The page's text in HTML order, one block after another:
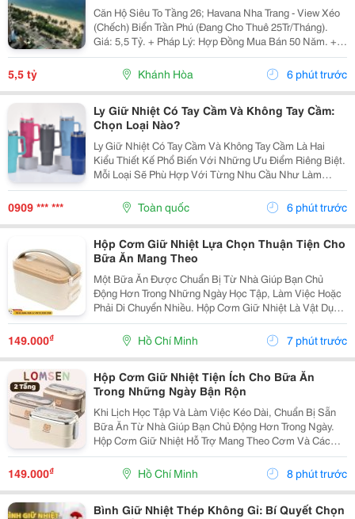
25Tr/Tháng 5,5 Tỷ
Căn Hộ Siêu To Tầng 26; Havana Nha Trang - View Xéo
(Chếch) Biển Trần Phú (Đang Cho Thuê 25Tr/Tháng).
Giá: 5,5 Tỷ. + Pháp Lý: Hợp Đồng Mua Bán 50 Năm. +
Toạ Lạc: 38 Trần Phú, P Lộc Thọ, Tp Nha Trang, Tỉnh
Khánh Hoà. + Diện Tích: 160M&Sup2; Tầng 26 /...
5,5 tỷ Khánh Hòa 6 phút trước
Ly Giữ Nhiệt Có Tay Cầm Và Không Tay Cầm:
Chọn Loại Nào?
Ly Giữ Nhiệt Có Tay Cầm Và Không Tay Cầm Là Hai
Kiểu Thiết Kế Phổ Biến Với Những Ưu Điểm Riêng Biệt.
Mỗi Loại Sẽ Phù Hợp Với Từng Nhu Cầu Như Làm
Việc, Học Tập, Di Chuyển Hay Du Lịch. Hãy Cùng
Cozycup Tìm Hiểu Sự Khác Biệt Để Lựa Chọn Chiếc Ly
0909 *** *** Toàn quốc 6 phút trước
Hộp Cơm Giữ Nhiệt Lựa Chọn Thuận Tiện Cho
Bữa Ăn Mang Theo
Một Bữa Ăn Được Chuẩn Bị Từ Nhà Giúp Bạn Chủ
Động Hơn Trong Những Ngày Học Tập, Làm Việc Hoặc
Phải Di Chuyển Nhiều. Hộp Cơm Giữ Nhiệt Là Vật Dụng
Hữu Ích, Giúp Sắp Xếp Các Món Ăn Ngăn Nắp Và
Thuận Tiện Mang Theo Trong Ngày. Chọn Hộp Theo
Khẩu Phần...
149.000₫ Hồ Chí Minh 7 phút trước
Hộp Cơm Giữ Nhiệt Tiện Ích Cho Bữa Ăn
Trong Những Ngày Bận Rộn
Khi Lịch Học Tập Và Làm Việc Kéo Dài, Chuẩn Bị Sẵn
Bữa Ăn Từ Nhà Giúp Bạn Chủ Động Hơn Trong Ngày.
Hộp Cơm Giữ Nhiệt Hỗ Trợ Mang Theo Cơm Và Các
Món Ăn Kèm Một Cách Gọn Gàng, Phù Hợp Với Nhiều
Nhu Cầu Sử Dụng Khác Nhau. Xác Định Số Lượng Món
Thường...
149.000₫ Hồ Chí Minh 8 phút trước
Bình Giữ Nhiệt Thép Không Gỉ: Bí Quyết Chọn